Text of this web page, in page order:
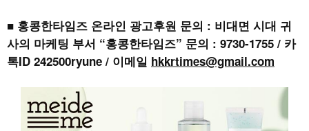
■ 홍콩한타임즈 온라인 광고후원 문의 : 비대면 시대 귀
사의 마케팅 부서 “홍콩한타임즈” 문의 : 9730-1755 / 카
톡ID 242500ryune / 이메일 hkkrtimes@gmail.com